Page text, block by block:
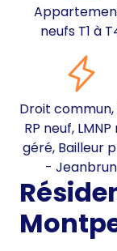
neufs T1 à
Droit commun,
RP neuf,
géré, Bailleur
- Jeanbrun